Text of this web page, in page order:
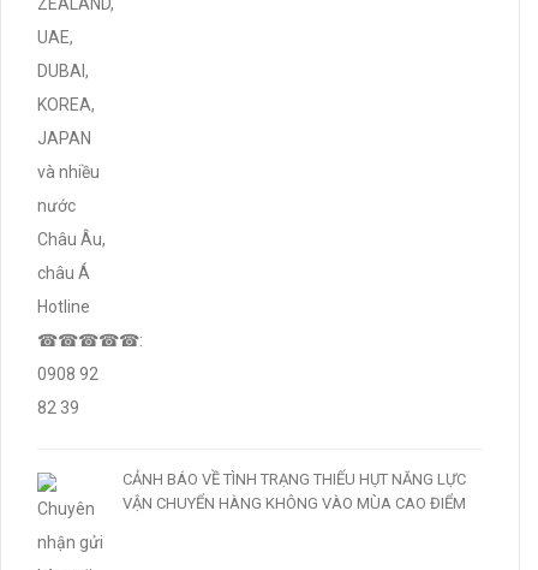
CẢNH BÁO VỀ TÌNH TRẠNG THIẾU HỤT NĂNG LỰC
VẬN CHUYỂN HÀNG KHÔNG VÀO MÙA CAO ĐIỂM